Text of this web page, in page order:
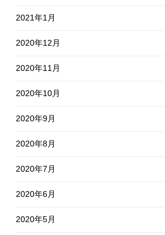
2021年1月
2020年12月
2020年11月
2020年10月
2020年9月
2020年8月
2020年7月
2020年6月
2020年5月